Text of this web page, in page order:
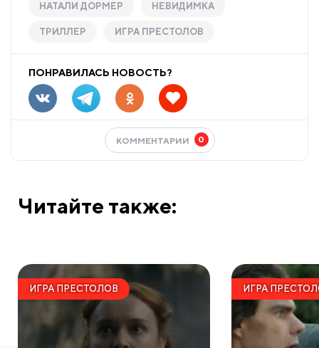
НАТАЛИ ДОРМЕР НЕВИДИМКА
ТРИЛЛЕР ИГРА ПРЕСТОЛОВ
ПОНРАВИЛАСЬ НОВОСТЬ?
КОММЕНТАРИИ 0
Читайте также:
ИГРА ПРЕСТОЛОВ ИГРА